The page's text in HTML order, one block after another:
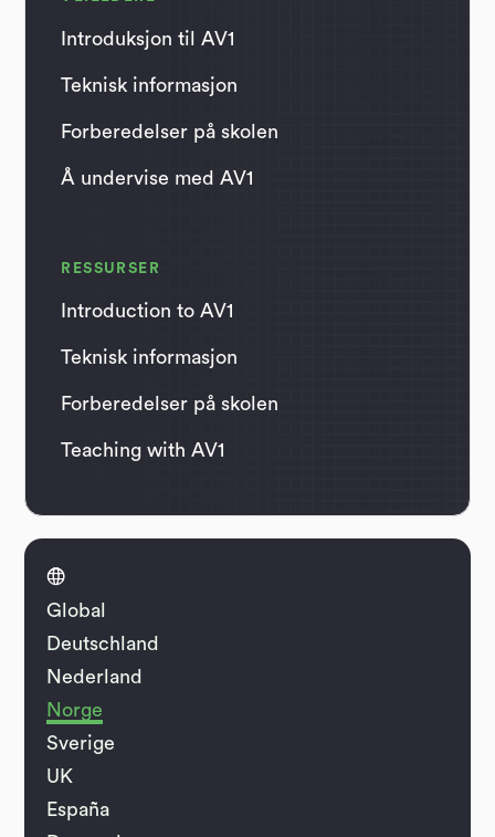
Introduksjon til AV1
Teknisk informasjon
Forberedelser på skolen
Å undervise med AV1
RESSURSER
Introduction to AV1
Teknisk informasjon
Forberedelser på skolen
Teaching with AV1

Global
Deutschland
Nederland
Norge
Sverige
UK
España